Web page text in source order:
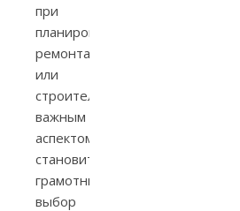
при
планировании
ремонта
или
строительства
важным
аспектом
становится
грамотный
выбор